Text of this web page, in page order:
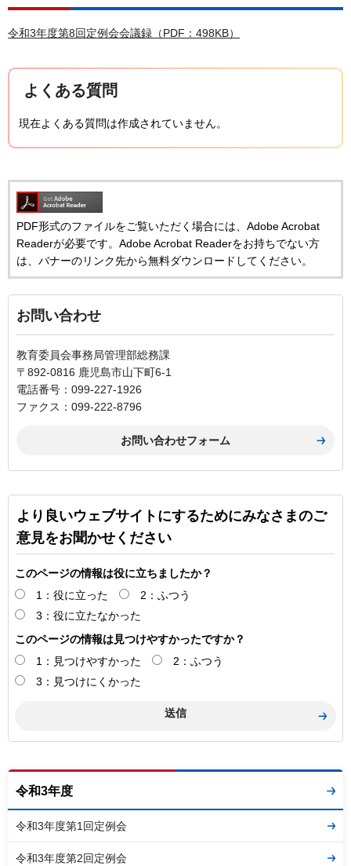
令和3年度第8回定例会会議録（PDF：498KB）
よくある質問
現在よくある質問は作成されていません。
PDF形式のファイルをご覧いただく場合には、Adobe Acrobat
Readerが必要です。Adobe Acrobat Readerをお持ちでない方
は、バナーのリンク先から無料ダウンロードしてください。
お問い合わせ
教育委員会事務局管理部総務課
〒892-0816 鹿児島市山下町6-1
電話番号：099-227-1926
ファクス：099-222-8796
より良いウェブサイトにするためにみなさまのご
意見をお聞かせください
このページの情報は役に立ちましたか？
1：役に立った
2：ふつう
3：役に立たなかった
このページの情報は見つけやすかったですか？
1：見つけやすかった
2：ふつう
3：見つけにくかった
令和3年度
令和3年度第1回定例会
令和3年度第2回定例会